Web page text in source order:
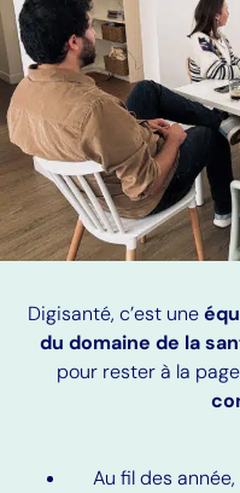
Digisanté, c’est une
du domaine de la
pour rester à la
Au fil des